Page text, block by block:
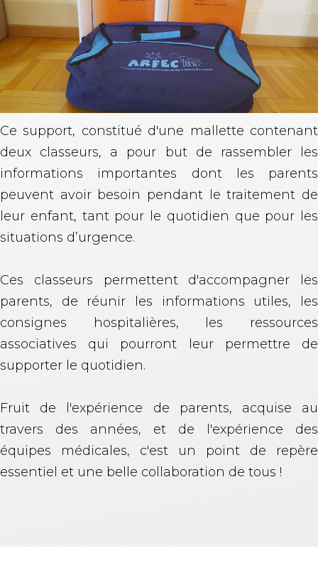
Ce support, constitué d'une mallette contenant
deux classeurs, a pour but de rassembler les
informations importantes dont les parents
peuvent avoir besoin pendant le traitement de
leur enfant, tant pour le quotidien que pour les
situations d’urgence.
Ces classeurs permettent d'accompagner les
parents, de réunir les informations utiles, les
consignes hospitalières, les ressources
associatives qui pourront leur permettre de
supporter le quotidien.
Fruit de l'expérience de parents, acquise au
travers des années, et de l'expérience des
équipes médicales, c'est un point de repère
essentiel et une belle collaboration de tous !